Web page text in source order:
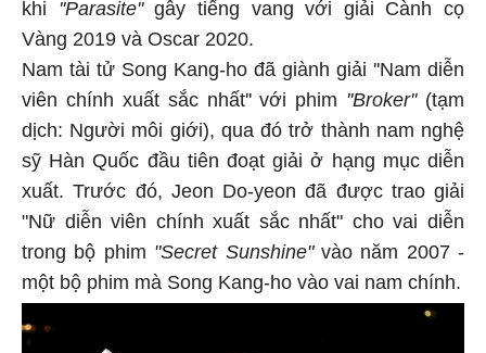
khi ''Parasite''gây tiếng vang với giải Cành cọ
Vàng 2019 và Oscar 2020.
Nam tài tử Song Kang-ho đã giành giải ''Nam diễn
viên chính xuất sắc nhất'' với phim ''Broker''(tạm
dịch: Người môi giới), qua đó trở thành nam nghệ
sỹ Hàn Quốc đầu tiên đoạt giải ở hạng mục diễn
xuất. Trước đó, Jeon Do-yeon đã được trao giải
"Nữ diễn viên chính xuất sắc nhất" cho vai diễn
trong bộ phim "Secret Sunshine"vào năm 2007 -
một bộ phim mà Song Kang-ho vào vai nam chính.